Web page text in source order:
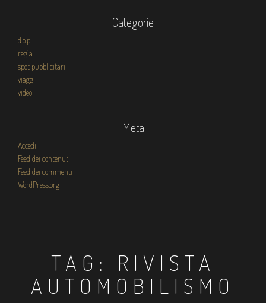
Categorie
d.o.p.
regia
spot pubblicitari
viaggi
video
Meta
Accedi
Feed dei contenuti
Feed dei commenti
WordPress.org
TAG: RIVISTA
AUTOMOBILISMO